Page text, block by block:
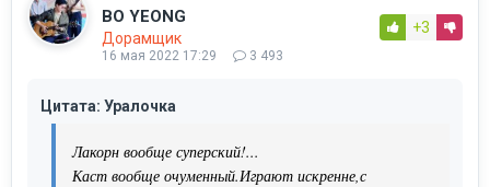
BO YEONG
Дорамщик
16 мая 2022 17:29 3 493
+3
Цитата: Уралочка
Лакорн вообще суперский!...
Каст вообще очуменный.Играют искренне,с